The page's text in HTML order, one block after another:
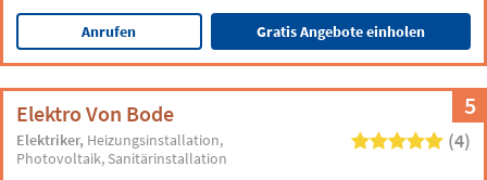
Anrufen Gratis Angebote einholen
5
Elektro Von Bode
Elektriker Heizungsinstallation
Photovoltaik Sanitärinstallation
(4)